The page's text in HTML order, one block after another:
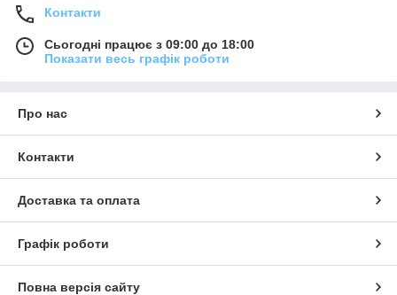
Контакти
Сьогодні працює з 09:00 до 18:00
Показати весь графік роботи
Про нас
Контакти
Доставка та оплата
Графік роботи
Повна версія сайту